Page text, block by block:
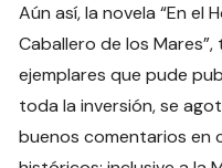
Aún así, la novela “En el
Caballero de los
ejemplares que pude
toda la inversión, se
buenos comentarios en